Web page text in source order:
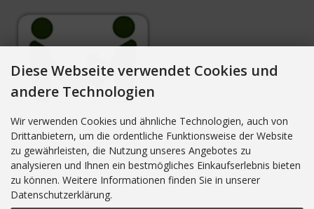
NEWSLETTER-ANMELDUNG
E-Mail-Adresse:
Diese Webseite verwendet Cookies und
andere Technologien
Wir verwenden Cookies und ähnliche Technologien, auch von
Drittanbietern, um die ordentliche Funktionsweise der Website
zu gewährleisten, die Nutzung unseres Angebotes zu
analysieren und Ihnen ein bestmögliches Einkaufserlebnis bieten
zu können. Weitere Informationen finden Sie in unserer
Datenschutzerklärung.